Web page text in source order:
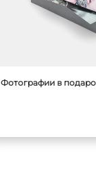
Фотографии в